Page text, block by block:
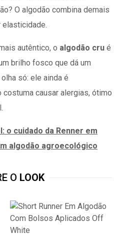
O algodão combina demais
elasticidade.
autêntico, o algodão cru é
brilho fosco que dá um
só: ele ainda é
costuma causar alergias, ótimo
o cuidado da Renner em
algodão agroecológico
O LOOK